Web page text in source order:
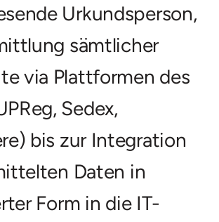
Urkundsperson,
sämtlicher
via Plattformen des
Sedex,
bis zur Integration
Daten in
Form in die IT-